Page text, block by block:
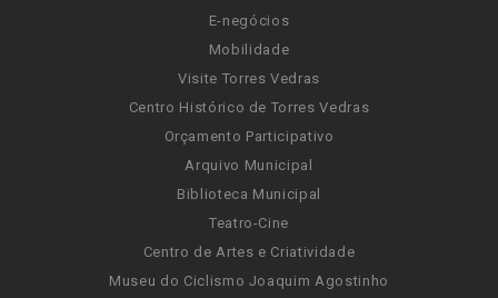
E-negócios
Mobilidade
Visite Torres Vedras
Centro Histórico de Torres Vedras
Orçamento Participativo
Arquivo Municipal
Biblioteca Municipal
Teatro-Cine
Centro de Artes e Criatividade
Museu do Ciclismo Joaquim Agostinho